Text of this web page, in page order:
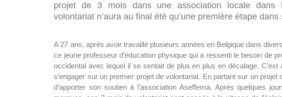
projet de 3 mois dans une association locale dans
volontariat n’aura au final été qu’une première étape
A 27 ans, après avoir travaillé plusieurs années en Belgique dans
ce jeune professeur d’éducation physique qui a ressenti le besoin de
occidental avec lequel il se sentait de plus en plus en décalage. C’est
s’engager sur un premier projet de volontariat. En partant sur un
d’apporter son soutien à l’association Aseffema. Après quelques